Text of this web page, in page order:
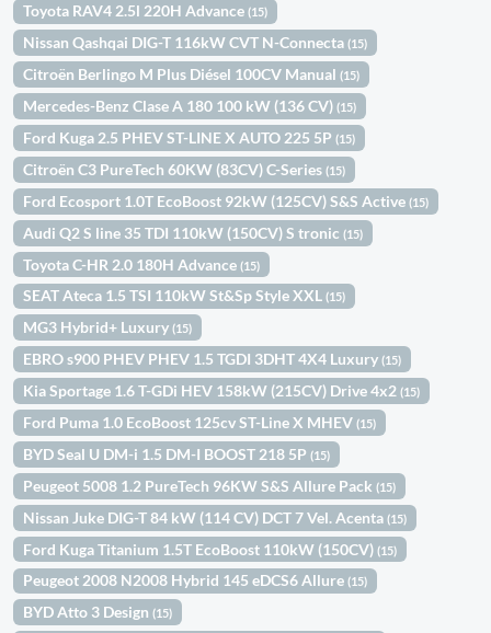
Toyota RAV4 2.5l 220H Advance(15)
Nissan Qashqai DIG-T 116kW CVT N-Connecta(15)
Citroën Berlingo M Plus Diésel 100CV Manual(15)
Mercedes-Benz Clase A 180 100 kW (136 CV)(15)
Ford Kuga 2.5 PHEV ST-LINE X AUTO 225 5P(15)
Citroën C3 PureTech 60KW (83CV) C-Series(15)
Ford Ecosport 1.0T EcoBoost 92kW (125CV) S&S Active(15)
Audi Q2 S line 35 TDI 110kW (150CV) S tronic(15)
Toyota C-HR 2.0 180H Advance(15)
SEAT Ateca 1.5 TSI 110kW St&Sp Style XXL(15)
MG3 Hybrid+ Luxury(15)
EBRO s900 PHEV PHEV 1.5 TGDI 3DHT 4X4 Luxury(15)
Kia Sportage 1.6 T-GDi HEV 158kW (215CV) Drive 4x2(15)
Ford Puma 1.0 EcoBoost 125cv ST-Line X MHEV(15)
BYD Seal U DM-i 1.5 DM-I BOOST 218 5P(15)
Peugeot 5008 1.2 PureTech 96KW S&S Allure Pack(15)
Nissan Juke DIG-T 84 kW (114 CV) DCT 7 Vel. Acenta(15)
Ford Kuga Titanium 1.5T EcoBoost 110kW (150CV)(15)
Peugeot 2008 N2008 Hybrid 145 eDCS6 Allure(15)
BYD Atto 3 Design(15)